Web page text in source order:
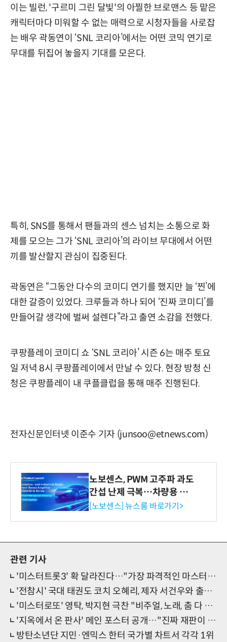
이는 빌런, '구르미 그린 달빛'의 아찔한 브로맨스 등 맡은
캐릭터마다 미워할 수 없는 매력으로 시청자들을 사로잡
는 배우 곽동연이 ‘SNL 코리아’에서는 어떤 코믹 연기로
무대를 뒤집어 놓을지 기대를 모은다.
특히, SNS를 통해서 팬들과의 센스 넘치는 소통으로 화
제를 모으는 그가 ‘SNL 코리아’의 라이브 무대에서 어떤
끼를 발산할지 관심이 집중된다.
곽동연은 “그동안 다수의 코미디 연기를 했지만 늘 ‘찐’에
대한 갈증이 있었다. 크루들과 하나 되어 ‘진짜 코미디’를
만들어갈 생각에 벌써 설렌다”라고 출연 소감을 전했다.
쿠팡플레이 코미디 쇼 ‘SNL 코리아’ 시즌 6는 매주 토요
일 저녁 8시 쿠팡플레이에서 만날 수 있다. 현장 방청 신
청은 쿠팡플레이 내 쿠플클럽을 통해 매주 진행된다.
전자신문인터넷 이준수 기자 (junsoo@etnews.com)
노보센스, PWM 고주파 과도
간섭 난제 극복…차량용 전
류 감지 증폭기
[노보센스] 뉴스룸 바로가기>
관련 기사
'미스터트롯3' 확 달라진다…"가장 파격적인 마스터 군단"
'전참시' 국대 태권도 코치 오혜리, 제자 서건우와 출격 예고
'미스터로또' 영탁, 박지현 극찬 "비주얼, 노래, 춤 다 되는 사기캐"
'지옥에서 온 판사' 메인 포스터 공개…"진짜 재판이 시작된다"
방탄소년단 지민·엔믹스 한터 국가별 차트서 각각 1위